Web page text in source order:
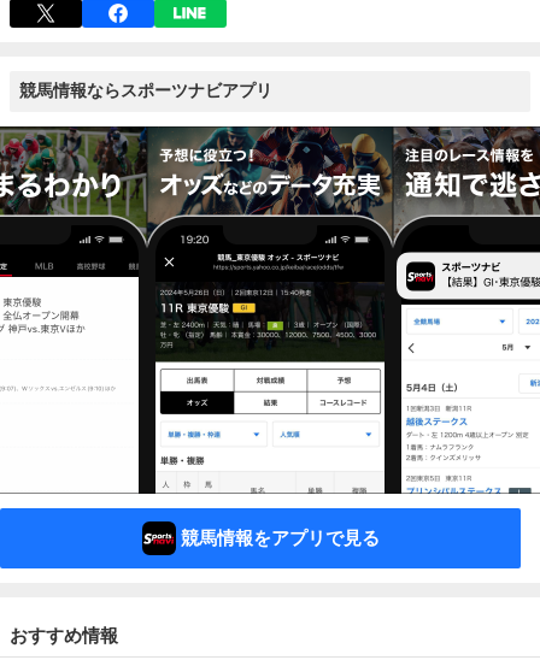
競馬情報ならスポーツナビアプリ
競馬情報をアプリで見る
おすすめ情報